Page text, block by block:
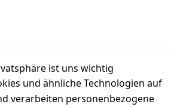
ist uns wichtig
und ähnliche Technologien auf
verarbeiten personenbezogene